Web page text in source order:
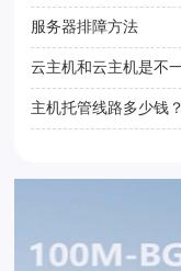
服务器排障方法
云主机和云主机是不
主机托管线路多少钱